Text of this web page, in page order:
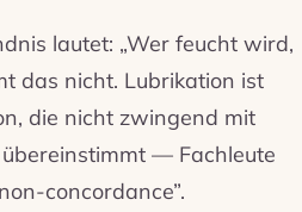
lautet: „Wer feucht wird,
das nicht. Lubrikation ist
die nicht zwingend mit
— Fachleute
concordance”.